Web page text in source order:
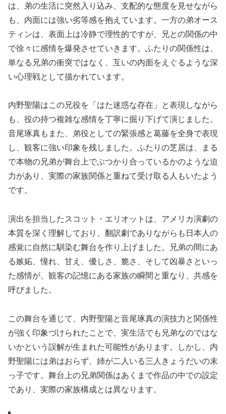
は、弟の生活に突然入り込み、支配的な態度を見せながら
も、内面には強い劣等感を抱えています。一方の弟オース
ティンは、表面上は冷静で理性的ですが、兄との関係の中
で徐々に感情を爆発させていきます。ふたりの関係性は、
単なる兄弟の衝突ではなく、互いの内面をえぐるような深
い心理戦として描かれています。
内野聖陽はこの兄役を「はた迷惑な存在」と表現しながら
も、役の持つ複雑な感情を丁寧に掘り下げて演じました。
音尾琢真もまた、弟役としての緊張感と葛藤を全身で表現
し、観客に強い印象を残しました。ふたりの芝居は、まる
で本物の兄弟が舞台上でぶつかり合っているかのような迫
力があり、実際の家族関係と重ねて受け取る人もいたよう
です。
演出を担当したスコット・エリオットは、アメリカ演劇の
本質を深く理解しており、翻訳劇でありながらも日本人の
感覚に自然に馴染む舞台を作り上げました。兄弟の間にあ
る嫉妬、憧れ、甘え、優しさ、脆さ、そして凶暴さといっ
た感情が、観客の記憶にある家族の瞬間と重なり、共感を
呼びました。
この舞台を通じて、内野聖陽と音尾琢真の演技力と関係性
が強く印象づけられたことで、実生活でも兄弟なのではな
いかという誤解が生まれた可能性があります。しかし、内
野聖陽には弟はおらず、姉が二人いる三人きょうだいの末
っ子です。舞台上の兄弟関係はあくまで作品の中での設定
であり、実際の家族構成とは異なります。